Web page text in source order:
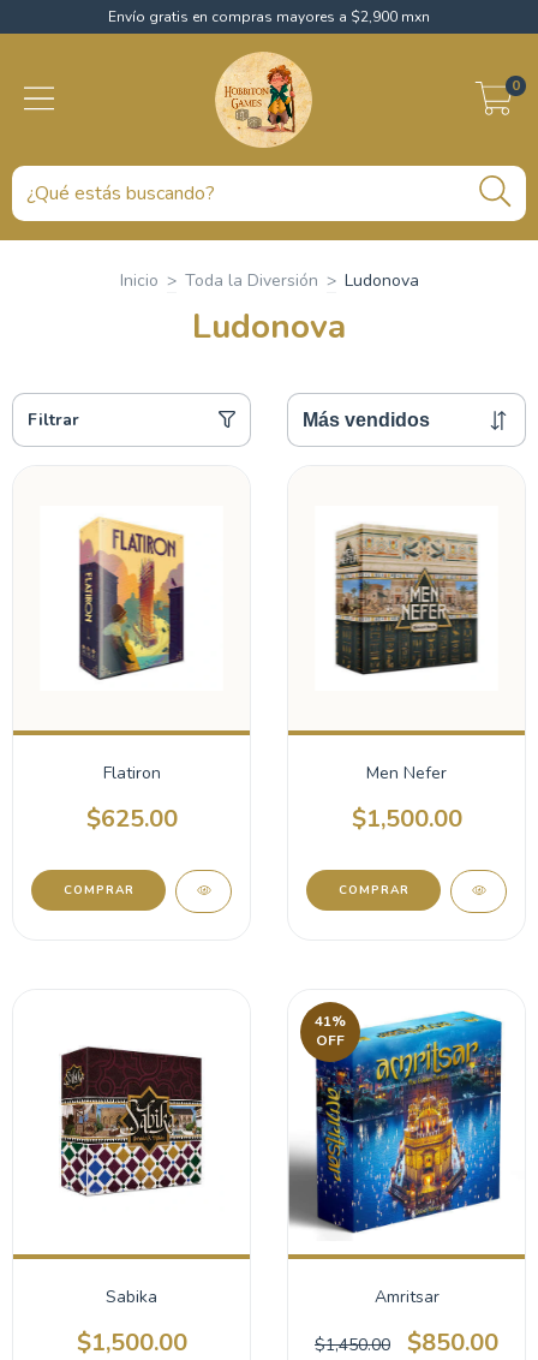
Envío gratis en compras mayores a $2,900 mxn
0
Inicio > Toda la Diversión > Ludonova
Ludonova
Filtrar
Flatiron
$625.00
Men Nefer
$1,500.00
Sabika
$1,500.00
41%
OFF
Amritsar
$1,450.00 $850.00